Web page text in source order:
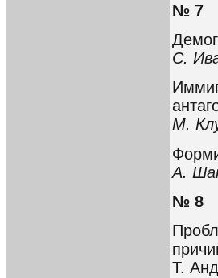
№ 7
С.
М.
А.
№ 8
Т.